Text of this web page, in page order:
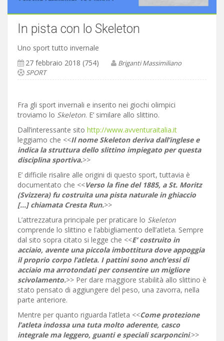
In pista con lo Skeleton
Uno sport tutto invernale
27 febbraio 2018 (754)
Briganti Massimiliano
SPORT
Fra gli sport invernali e inserito nei giochi olimpici
troviamo lo Skeleton. E’ similare allo slittino.
Dall’interessante sito http://www.avventuraitalia.it
leggiamo che <<Il nome Skeleton deriva dall’inglese e
indica la struttura dello slittino impiegato per questa
disciplina sportiva.>>
E’ difficile risalire alle origini di questo sport, tuttavia è
documentato che <<Verso la fine del 1885, a St. Moritz
(Svizzera) fu costruita una pista naturale in ghiaccio
[…] chiamata Cresta Run.>>
L’attrezzatura principale per praticare lo Skeleton
comprende lo slittino e l’abbigliamento dell’atleta. Sempre
dal sito sopra citato si legge che <<E’ costruito in
acciaio, avente una piccola imbottitura dove appoggia
il proprio corpo l’atleta. I pattini sono anch’essi di
acciaio ma arrotondati per consentire un migliore
scivolamento.>> Per dare maggiore stabilità allo slittino è
stato pensato di aggiungere del peso, una zavorra, nella
parte anteriore.
Mentre per quanto riguarda l’atleta <<Come protezione
l’atleta indossa una tuta molto aderente, casco
integrale ma leggero, guanti e speciali scarponcini.>>